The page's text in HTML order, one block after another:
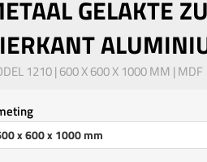
GELAKTE
1210 | 600 X 600 X 1000 MM | MDF
x 600 x 1000 mm